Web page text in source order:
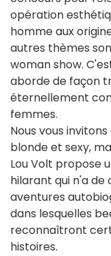
opération
homme aux
autres thèmes
woman show.
aborde de façon
éternellement
femmes.
Nous vous
blonde et sexy,
Lou Volt propose
hilarant qui n'a de
aventures
dans lesquelles
reconnaîtront
histoires.